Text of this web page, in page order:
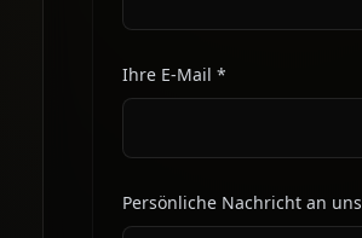
Ihre E-Mail *
Persönliche Nachricht an uns